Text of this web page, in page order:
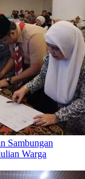
Sambungan
Warga